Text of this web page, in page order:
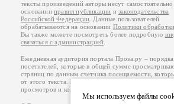
Мы используем файлы
тексты произведений авторы несут самостоятельно
основанииправил публикации изаконодательства
Российской Федерации . Данные пользователей
обрабатываются на основании Политики
Вы также можете посмотреть более подробную
связаться с администрацией
Ежедневная аудитория портала Проза.ру –
посетителей, которые в общей сумме
страниц по данным счетчика посещаемости,
от этого текста. В каждой графе указано по две
просмотров и количество посетителей.